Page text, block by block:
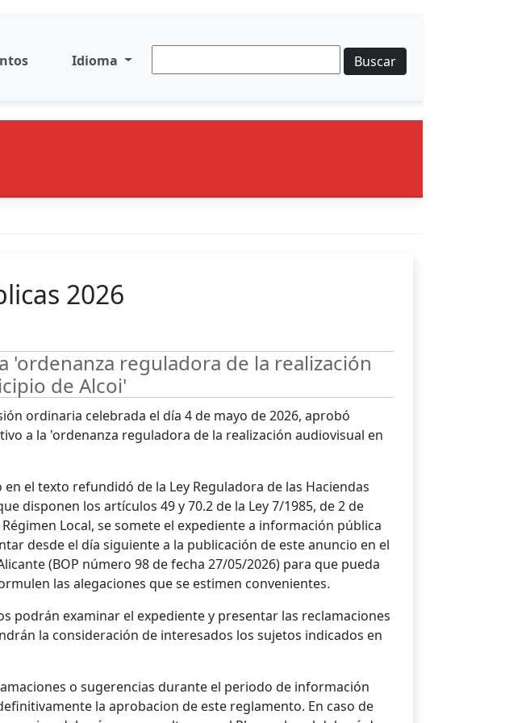
Idioma Buscar
2026
'ordenanza reguladora de la realización
de Alcoi'
ordinaria celebrada el día 4 de mayo de 2026, aprobó
a la 'ordenanza reguladora de la realización audiovisual en
el texto refundidó de la Ley Reguladora de las Haciendas
disponen los artículos 49 y 70.2 de la Ley 7/1985, de 2 de
Local, se somete el expediente a información pública
desde el día siguiente a la publicación de este anuncio en el
(BOP número 98 de fecha 27/05/2026) para que pueda
las alegaciones que se estimen convenientes.
podrán examinar el expediente y presentar las reclamaciones
la consideración de interesados los sujetos indicados en
o sugerencias durante el periodo de información
la aprobacion de este reglamento. En caso de